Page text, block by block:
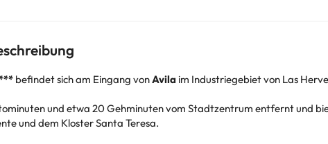
befindet sich am Eingang vonAvila im Industriegebiet von Las
und etwa 20 Gehminuten vom Stadtzentrum entfernt und
und dem Kloster Santa Teresa.